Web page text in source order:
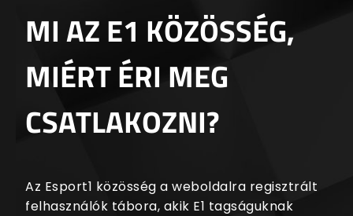
MI AZ E1 KÖZÖSSÉG,
MIÉRT ÉRI MEG
CSATLAKOZNI?
Az Esport1 közösség a weboldalra regisztrált
felhasználók tábora, akik E1 tagságuknak